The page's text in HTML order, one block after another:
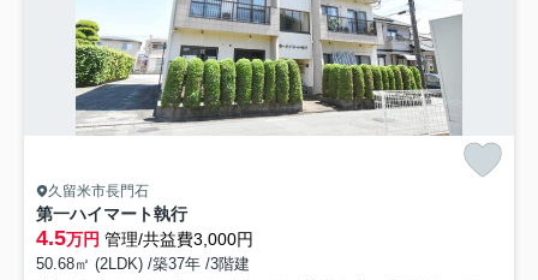
久留米市長門石
第一ハイマート執行
4.5万円 管理/共益費3,000円
50.68㎡ (2LDK) /築37年 /3階建